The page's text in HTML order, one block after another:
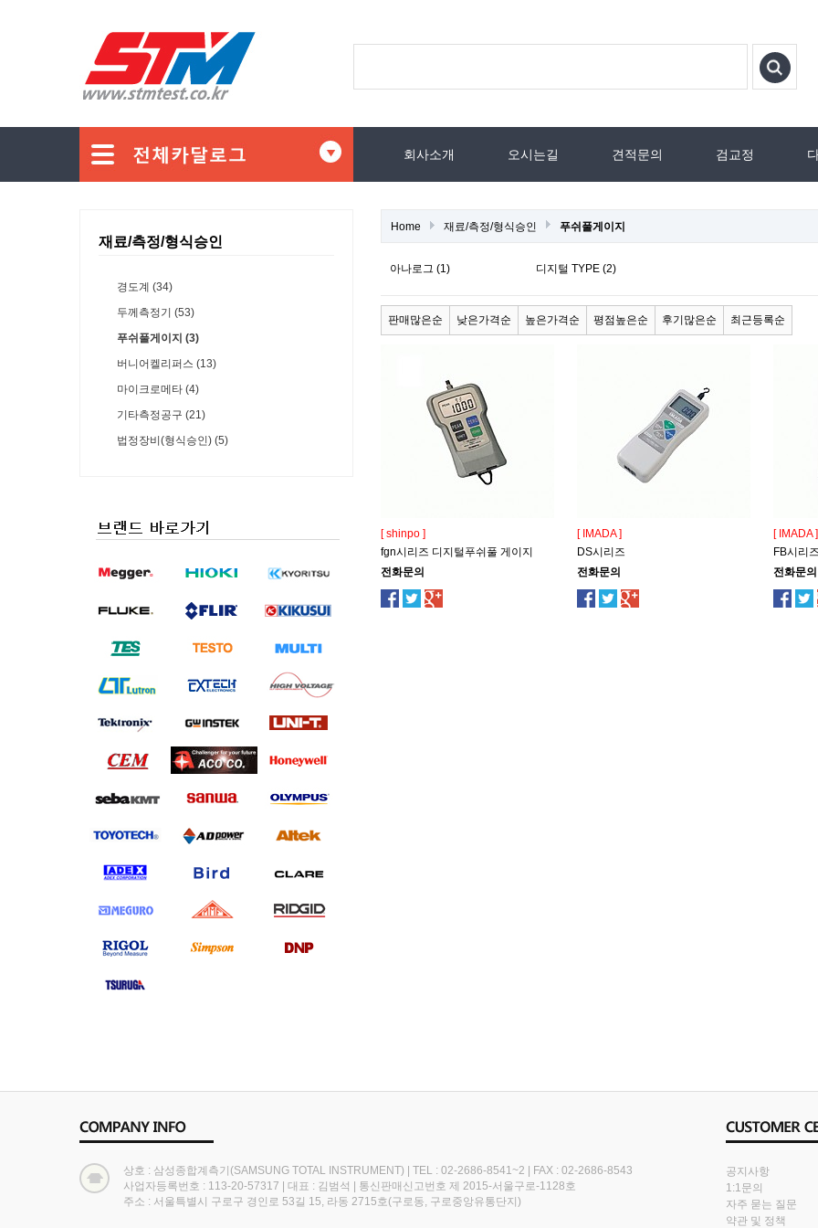
회사소개 오시는길 견적문의 검교정
재료/측정/형식승인
경도계 (34)
두께측정기 (53)
푸쉬풀게이지 (3)
버니어켈리퍼스 (13)
마이크로메타 (4)
기타측정공구 (21)
법정장비(형식승인) (5)
Home 재료/측정/형식승인 푸쉬풀게이지
아나로그 (1) 디지털 TYPE (2)
판매많은순 낮은가격순 높은가격순 평점높은순 후기많은순 최근등록순
[ shinpo ]
fgn시리즈 디지털푸쉬풀 게이지
전화문의
[ IMADA ]
DS시리즈
전화문의
[ IMADA ]
FB시리
전화문의
상호 : 삼성종합계측기(SAMSUNG TOTAL INSTRUMENT) | TEL : 02-2686-8541~2 | FAX : 02-2686-8543
사업자등록번호 : 113-20-57317 | 대표 : 김범석 | 통신판매신고번호 제 2015-서울구로-1128호
주소 : 서울특별시 구로구 경인로 53길 15, 라동 2715호(구로동, 구로중앙유통단지)
공지사항
1:1문의
자주 묻는 질문
약관 및 정책